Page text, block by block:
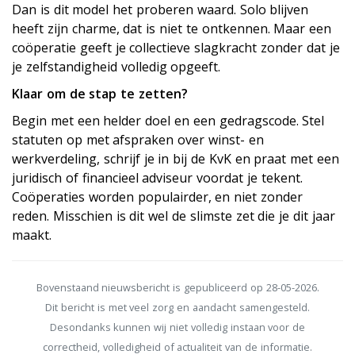
Dan is dit model het proberen waard. Solo blijven
heeft zijn charme, dat is niet te ontkennen. Maar een
coöperatie geeft je collectieve slagkracht zonder dat je
je zelfstandigheid volledig opgeeft.
Klaar om de stap te zetten?
Begin met een helder doel en een gedragscode. Stel
statuten op met afspraken over winst- en
werkverdeling, schrijf je in bij de KvK en praat met een
juridisch of financieel adviseur voordat je tekent.
Coöperaties worden populairder, en niet zonder
reden. Misschien is dit wel de slimste zet die je dit jaar
maakt.
Bovenstaand nieuwsbericht is gepubliceerd op 28-05-2026.
Dit bericht is met veel zorg en aandacht samengesteld.
Desondanks kunnen wij niet volledig instaan voor de
correctheid, volledigheid of actualiteit van de informatie.